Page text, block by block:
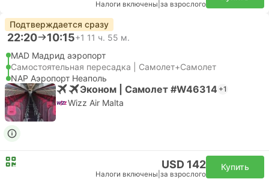
Налоги включены за взрослого
Подтверждается сразу
22:20 10:15+1 11 ч. 55 м.
MAD Мадрид аэропорт
Самостоятельная пересадка | Самолет+Самолет
NAP Аэропорт Неаполь
Эконом | Самолет #W46314 +1
Wizz Air Malta
USD 142
Налоги включены за взрослого
Купить